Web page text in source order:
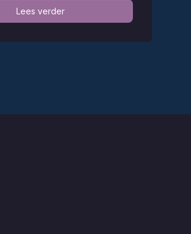
Lees verder